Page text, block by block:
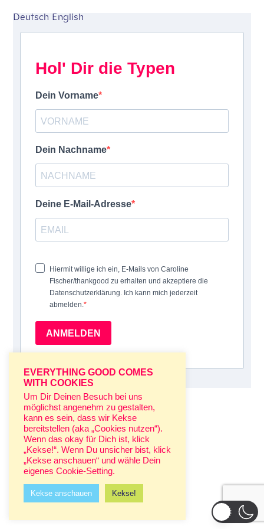
Deutsch English
Hol' Dir die Typen
Dein Vorname
Dein Nachname
Deine E-Mail-Adresse
Hiermit willige ich ein, E-Mails von Caroline
Fischer/thankgood zu erhalten und akzeptiere die
Datenschutzerklärung. Ich kann mich jederzeit
abmelden.
ANMELDEN
EVERYTHING GOOD COMES
WITH COOKIES
Um Dir Deinen Besuch bei uns
möglichst angenehm zu gestalten,
kann es sein, dass wir Kekse
bereitstellen (aka „Cookies nutzen“).
Wenn das okay für Dich ist, klick
„Kekse!“. Wenn Du unsicher bist, klick
„Kekse anschauen“ und wähle Dein
eigenes Cookie-Setting.
Kekse anschauen Kekse!